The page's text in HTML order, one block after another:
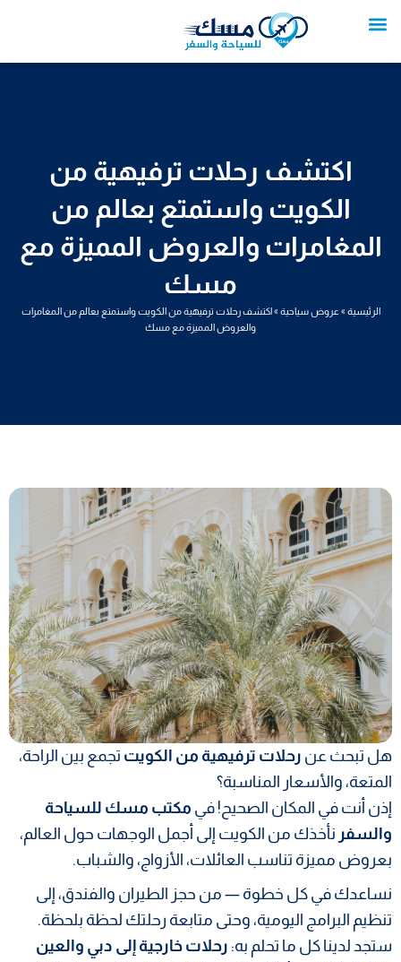
إلى
اكتشف رحلات ترفيهية من
الكويت واستمتع بعالم من
المغامرات والعروض المميزة مع
مسك
الرئيسية» عروض سياحية»اكتشف رحلات ترفيهية من الكويت واستمتع بعالم من المغامرات
والعروض المميزة مع مسك
هل تبحث عن رحلات ترفيهية من الكويت تجمع بين الراحة،
المتعة، والأسعار المناسبة؟
إذن أنت في المكان الصحيح! في مكتب مسك للسياحة
والسفر نأخذك من الكويت إلى أجمل الوجهات حول العالم،
بعروض مميزة تناسب العائلات، الأزواج، والشباب.
نساعدك في كل خطوة — من حجز الطيران والفندق، إلى
تنظيم البرامج اليومية، وحتى متابعة رحلتك لحظة بلحظة.
ستجد لدينا كل ما تحلم به: رحلات خارجية إلى دبي والعين